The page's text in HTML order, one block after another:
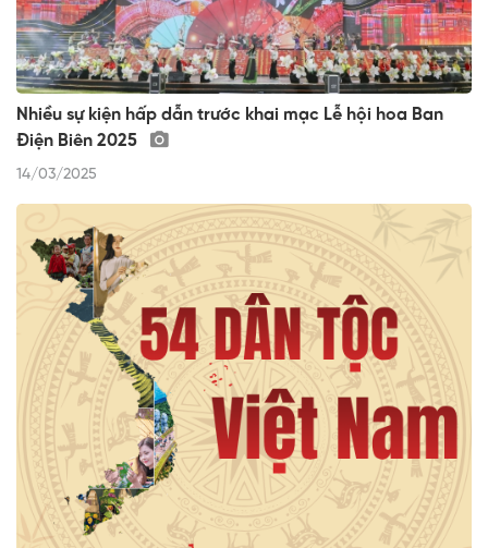
Nhiều sự kiện hấp dẫn trước khai mạc Lễ hội hoa Ban
Điện Biên 2025
14/03/2025